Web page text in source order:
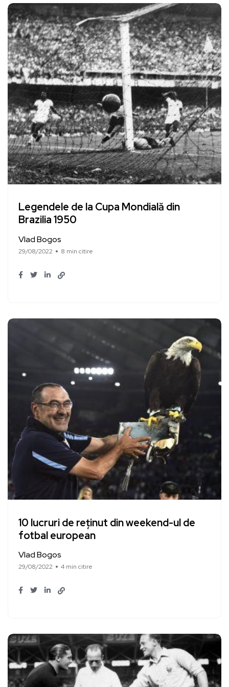
Legendele de la Cupa Mondială din
Brazilia 1950
Vlad Bogos
29/08/2022 8 min citire
10 lucruri de reținut din weekend-ul de
fotbal european
Vlad Bogos
29/08/2022 4 min citire